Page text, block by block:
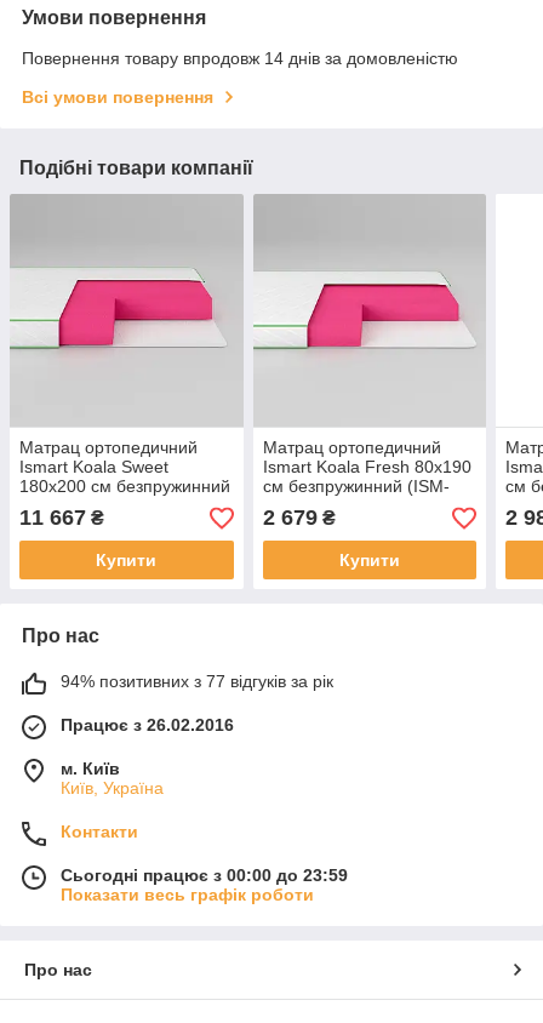
Умови повернення
Повернення товару впродовж 14 днів за домовленістю
Всі умови повернення
Подібні товари компанії
Матрац ортопедичний
Ismart Koala Sweet
180х200 см безпружинний
(ISM-051078)
11 667 ₴
Купити
Матрац ортопедичний
Ismart Koala Fresh 80х190
см безпружинний (ISM-
051049)
2 679₴
Купити
см
2
Про нас
94% позитивних з 77 відгуків за рік
Працює з 26.02.2016
м. Київ
Київ, Україна
Контакти
Сьогодні працює з 00:00 до 23:59
Показати весь графік роботи
Про нас